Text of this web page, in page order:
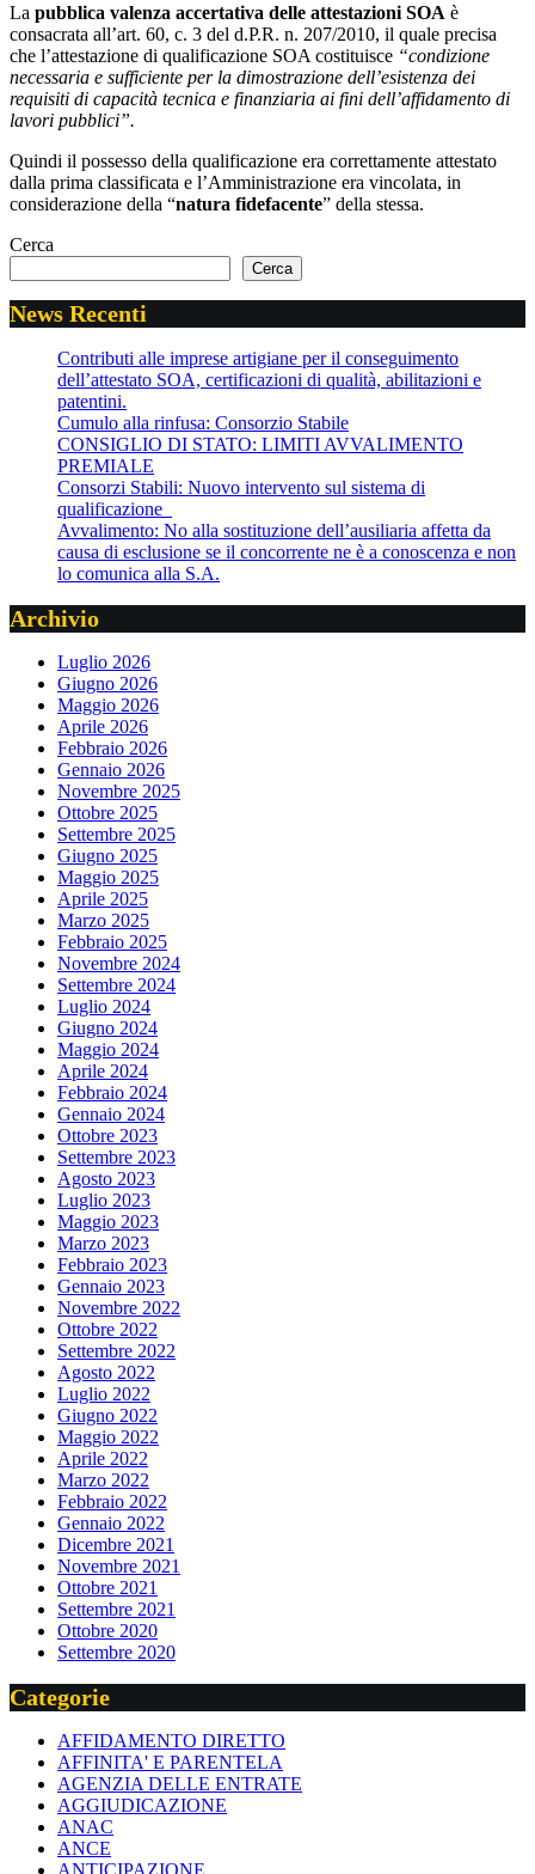
La pubblica valenza accertativa delle attestazioni SOA è
consacrata all’art. 60, c. 3 del d.P.R. n. 207/2010, il quale precisa
che l’attestazione di qualificazione SOA costituisce “condizione
necessaria e sufficiente per la dimostrazione dell’esistenza dei
requisiti di capacità tecnica e finanziaria ai fini dell’affidamento di
lavori pubblici”.
Quindi il possesso della qualificazione era correttamente attestato
dalla prima classificata e l’Amministrazione era vincolata, in
considerazione della “natura fidefacente” della stessa.
Cerca
Cerca
News Recenti
Contributi alle imprese artigiane per il conseguimento
dell’attestato SOA, certificazioni di qualità, abilitazioni e
patentini.
Cumulo alla rinfusa: Consorzio Stabile
CONSIGLIO DI STATO: LIMITI AVVALIMENTO
PREMIALE
Consorzi Stabili: Nuovo intervento sul sistema di
qualificazione
Avvalimento: No alla sostituzione dell’ausiliaria affetta da
causa di esclusione se il concorrente ne è a conoscenza e non
lo comunica alla S.A.
Archivio
Luglio 2026
Giugno 2026
Maggio 2026
Aprile 2026
Febbraio 2026
Gennaio 2026
Novembre 2025
Ottobre 2025
Settembre 2025
Giugno 2025
Maggio 2025
Aprile 2025
Marzo 2025
Febbraio 2025
Novembre 2024
Settembre 2024
Luglio 2024
Giugno 2024
Maggio 2024
Aprile 2024
Febbraio 2024
Gennaio 2024
Ottobre 2023
Settembre 2023
Agosto 2023
Luglio 2023
Maggio 2023
Marzo 2023
Febbraio 2023
Gennaio 2023
Novembre 2022
Ottobre 2022
Settembre 2022
Agosto 2022
Luglio 2022
Giugno 2022
Maggio 2022
Aprile 2022
Marzo 2022
Febbraio 2022
Gennaio 2022
Dicembre 2021
Novembre 2021
Ottobre 2021
Settembre 2021
Ottobre 2020
Settembre 2020
Categorie
AFFIDAMENTO DIRETTO
AFFINITA' E PARENTELA
AGENZIA DELLE ENTRATE
AGGIUDICAZIONE
ANAC
ANCE